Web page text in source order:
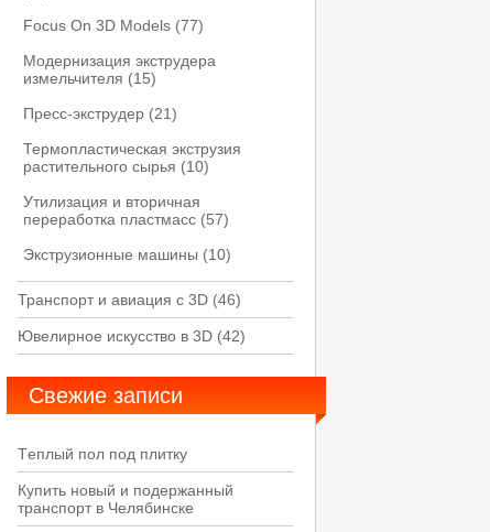
Focus On 3D Models(77)
Модернизация экструдера
измельчителя (15)
Пресс-экструдер(21)
Термопластическая экструзия
растительного сырья (10)
Утилизация и вторичная
переработка пластмасс(57)
Экструзионные машины (10)
Транспорт и авиация с 3D(46)
Ювелирное искусство в 3D(42)
Свежие записи
Tеплый пол под плитку
Купить новый и подержанный
транспорт в Челябинске